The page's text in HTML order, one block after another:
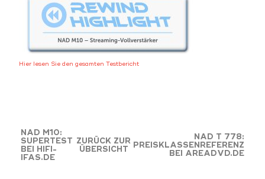
Hier lesen Sie den gesamten Testbericht
NAD M10:
SUPERTEST
BEI HIFI-
IFAS.DE
ZURÜCK ZUR
ÜBERSICHT
NAD T 778:
PREISKLASSENREFERENZ
BEI AREADVD.DE